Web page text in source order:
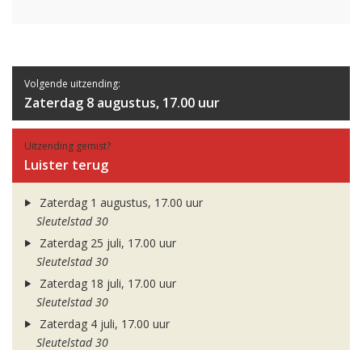
Volgende uitzending:
Zaterdag 8 augustus, 17.00 uur
Uitzending gemist?
Luister terug
Zaterdag 1 augustus, 17.00 uur
Sleutelstad 30
Zaterdag 25 juli, 17.00 uur
Sleutelstad 30
Zaterdag 18 juli, 17.00 uur
Sleutelstad 30
Zaterdag 4 juli, 17.00 uur
Sleutelstad 30